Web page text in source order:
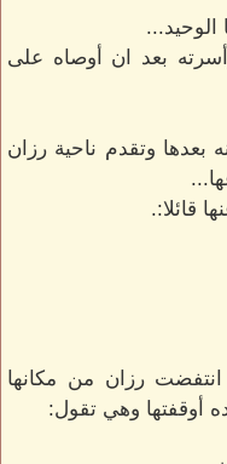
بعد ان أوصاه على
بعدها وتقدم ناحية رزان
قائلا:.
رزان من مكانها
أوقفتها وهي تقول: